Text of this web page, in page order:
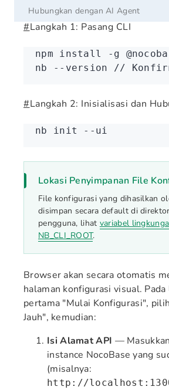
Hubungkan dengan AI Agent
#Langkah 1: Pasang CLI
npm install -g
nb --version //
#Langkah 2: Inisialisasi dan
nb init --ui
Lokasi Penyimpanan File
File konfigurasi yang dihasilkan
disimpan secara default di
pengguna, lihat variabel
NB_CLI_ROOT.
Browser akan secara otomatis
halaman konfigurasi visual. Pada
pertama "Mulai Konfigurasi",
Jauh", kemudian:
Isi Alamat API —
instance NocoBase yang
(misalnya:
http://